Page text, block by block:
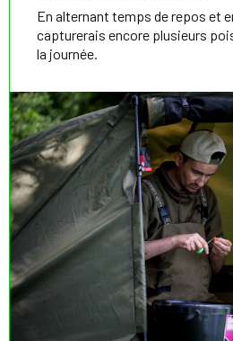
En alternant temps de repos et
capturerais encore plusieurs
la journée.